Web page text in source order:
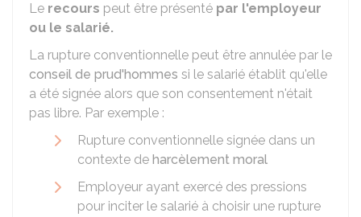
Le recours peut être présenté par l'employeur
ou le salarié.
La rupture conventionnelle peut être annulée par le
conseil de prud'hommes si le salarié établit qu'elle
a été signée alors que son consentement n'était
pas libre. Par exemple :
Rupture conventionnelle signée dans un
contexte de harcèlement moral
Employeur ayant exercé des pressions
pour inciter le salarié à choisir une rupture